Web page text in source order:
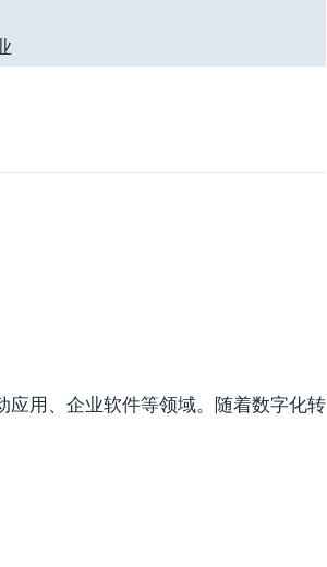
应用、企业软件等领域。随着数字化转